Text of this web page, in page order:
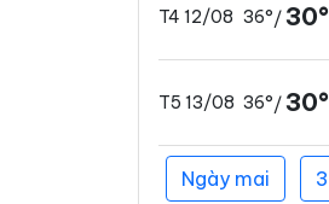
T4 12/08 36°/30°
T5 13/08 36°/30°
Ngày mai